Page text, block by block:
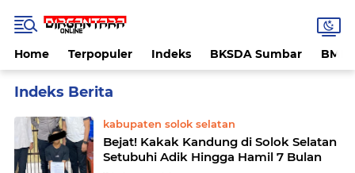
Home Terpopuler Indeks BKSDA Sumbar
kabupaten solok selatan
Bejat! Kakak Kandung di Solok Selatan
Setubuhi Adik Hingga Hamil 7 Bulan